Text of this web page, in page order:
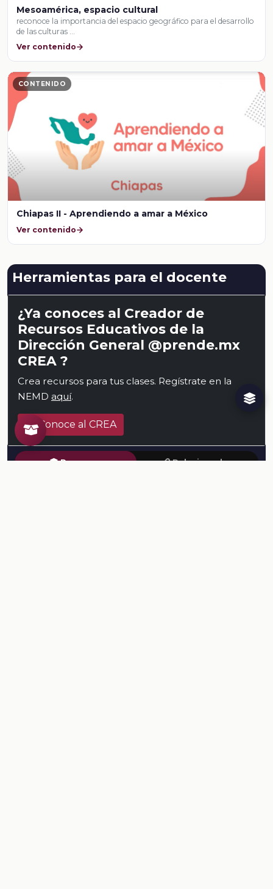
Mesoamérica, espacio cultural
reconoce la importancia del espacio geográfico para el desarrollo
de las culturas …
Ver contenido
CONTENIDO
Chiapas II - Aprendiendo a amar a México
Ver contenido
Herramientas para el docente
¿Ya conoces al Creador de
Recursos Educativos de la
Dirección General @prende.mx
CREA ?
Crea recursos para tus clases. Regístrate en la
NEMD aquí.
Conoce al CREA
Recursos Relacionados